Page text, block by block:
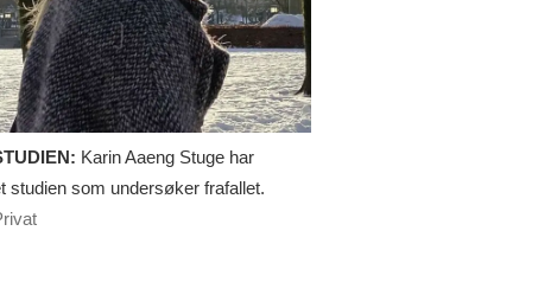
Karin Aaeng Stuge har
studien som undersøker frafallet.